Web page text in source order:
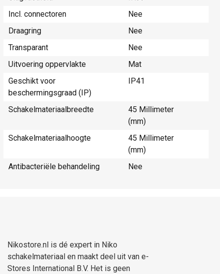
Incl. connectoren
Nee
Draagring
Nee
Transparant
Nee
Uitvoering oppervlakte
Mat
Geschikt voor
beschermingsgraad (IP)
IP41
Schakelmateriaalbreedte
45 Millimeter
(mm)
Schakelmateriaalhoogte
45 Millimeter
(mm)
Antibacteriële behandeling
Nee
Nikostore.nl is dé expert in Niko
schakelmateriaal en maakt deel uit van e-
Stores International B.V. Het is geen